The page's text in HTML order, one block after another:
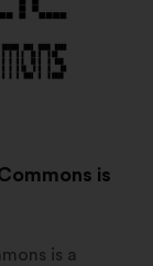
is
is a